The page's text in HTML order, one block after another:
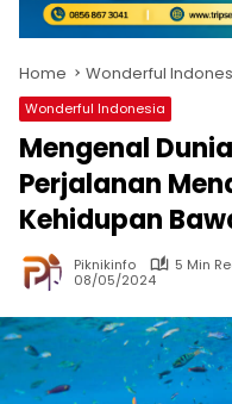
Home Wonderful
Wonderful Indonesia
Mengenal
Perjalanan
Kehidupan
Piknikinfo
5 Min
08/05/2024